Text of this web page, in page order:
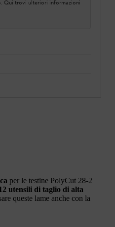
Qui trovi ulteriori informazioni
per le testine PolyCut 28-2
utensili di taglio di alta
queste lame anche con la